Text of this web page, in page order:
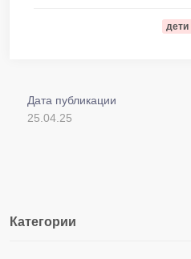
дети
Дата публикации
25.04.25
Категории